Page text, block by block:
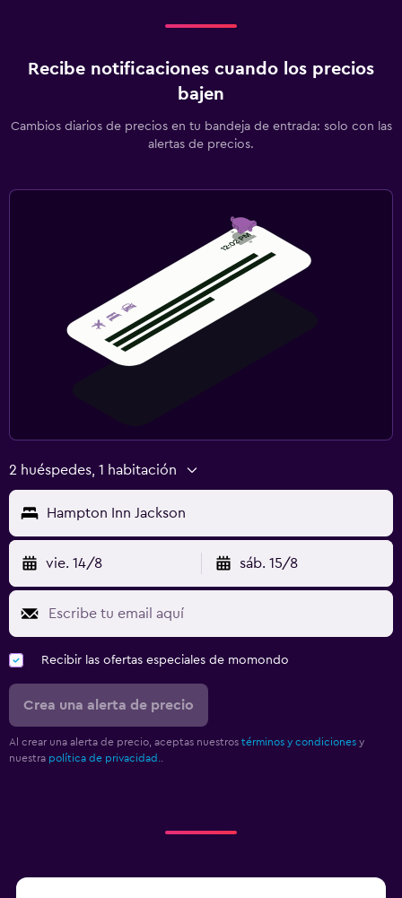
Recibe notificaciones cuando los precios
bajen
Cambios diarios de precios en tu bandeja de entrada: solo con las
alertas de precios.
2 huéspedes, 1 habitación
Hampton Inn Jackson
vie. 14/8 sáb. 15/8
Recibir las ofertas especiales de momondo
Crea una alerta de precio
Al crear una alerta de precio, aceptas nuestros términos y condiciones y
nuestra política de privacidad.